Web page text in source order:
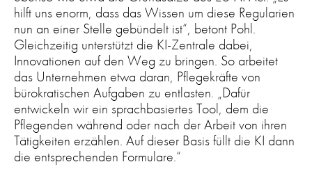
hilft uns enorm, dass das Wissen um diese Regularien
nun an einer Stelle gebündelt ist“, betont Pohl.
Gleichzeitig unterstützt die KI-Zentrale dabei,
Innovationen auf den Weg zu bringen. So arbeitet
das Unternehmen etwa daran, Pflegekräfte von
bürokratischen Aufgaben zu entlasten. „Dafür
entwickeln wir ein sprachbasiertes Tool, dem die
Pflegenden während oder nach der Arbeit von ihren
Tätigkeiten erzählen. Auf dieser Basis füllt die KI dann
die entsprechenden Formulare.“